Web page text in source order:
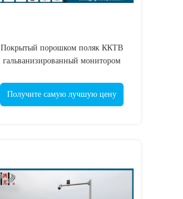
Покрытый порошком поляк ККТВ
гальванизированный монитором
Получите самую лучшую цену